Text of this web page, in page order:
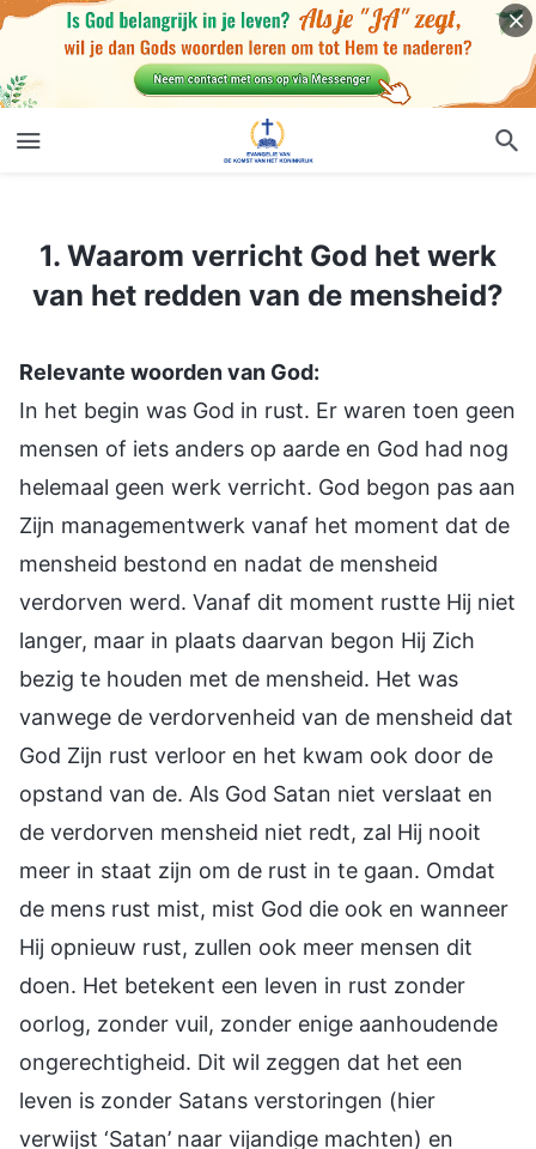
1. Waarom verricht God het werk
van het redden van de mensheid?
Relevante woorden van God:
In het begin was God in rust. Er waren toen geen
mensen of iets anders op aarde en God had nog
helemaal geen werk verricht. God begon pas aan
Zijn managementwerk vanaf het moment dat de
mensheid bestond en nadat de mensheid
verdorven werd. Vanaf dit moment rustte Hij niet
langer, maar in plaats daarvan begon Hij Zich
bezig te houden met de mensheid. Het was
vanwege de verdorvenheid van de mensheid dat
God Zijn rust verloor en het kwam ook door de
opstand van de. Als God Satan niet verslaat en
de verdorven mensheid niet redt, zal Hij nooit
meer in staat zijn om de rust in te gaan. Omdat
de mens rust mist, mist God die ook en wanneer
Hij opnieuw rust, zullen ook meer mensen dit
doen. Het betekent een leven in rust zonder
oorlog, zonder vuil, zonder enige aanhoudende
ongerechtigheid. Dit wil zeggen dat het een
leven is zonder Satans verstoringen (hier
verwijst ‘Satan’ naar vijandige machten) en